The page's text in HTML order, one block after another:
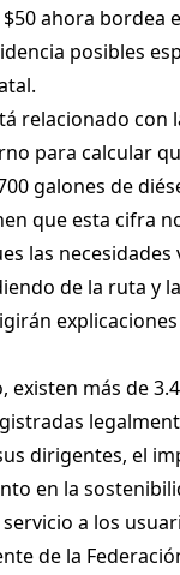
ahora bordea
posibles
relacionado con
para calcular
galones de
que esta cifra
las
de la ruta y
existen más de
dirigentes, el
en la
a los
de la